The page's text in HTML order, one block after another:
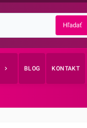
BLOG KONTAKT